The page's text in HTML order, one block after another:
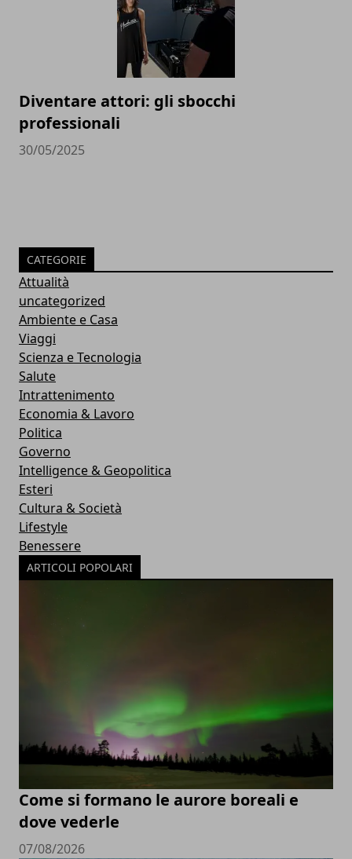
Diventare attori: gli sbocchi
professionali
30/05/2025
CATEGORIE
Attualità
uncategorized
Ambiente e Casa
Viaggi
Scienza e Tecnologia
Salute
Intrattenimento
Economia & Lavoro
Politica
Governo
Intelligence & Geopolitica
Esteri
Cultura & Società
Lifestyle
Benessere
ARTICOLI POPOLARI
Come si formano le aurore boreali e
dove vederle
07/08/2026